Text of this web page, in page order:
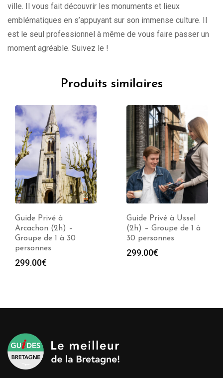
ville. Il vous fait découvrir les monuments et lieux
emblématiques en s’appuyant sur son immense culture. Il
est le seul professionnel à même de vous faire passer un
moment agréable. Suivez le !
Produits similaires
Guide Privé à
Arcachon (2h) –
Groupe de 1 à 30
personnes
299.00€
Guide Privé à Ussel
(2h) – Groupe de 1 à
30 personnes
299.00€